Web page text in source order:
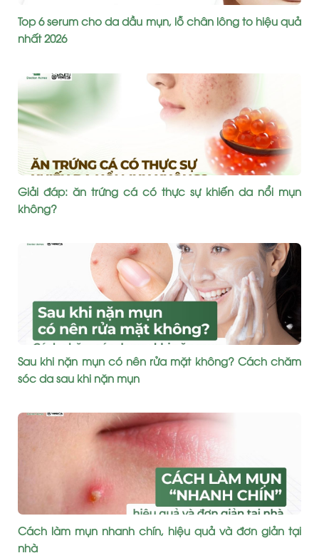
Top 6 serum cho da dầu mụn, lỗ chân lông to hiệu quả
nhất 2026
Giải đáp: ăn trứng cá có thực sự khiến da nổi mụn
không?
Sau khi nặn mụn có nên rửa mặt không? Cách chăm
sóc da sau khi nặn mụn
Cách làm mụn nhanh chín, hiệu quả và đơn giản tại
nhà